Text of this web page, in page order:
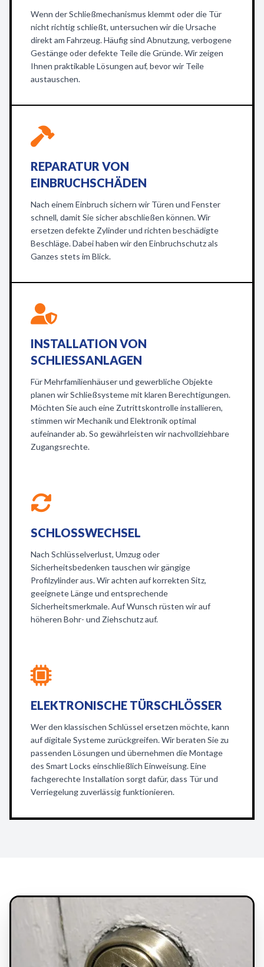
Wenn der Schließmechanismus klemmt oder die Tür
nicht richtig schließt, untersuchen wir die Ursache
direkt am Fahrzeug. Häufig sind Abnutzung, verbogene
Gestänge oder defekte Teile die Gründe. Wir zeigen
Ihnen praktikable Lösungen auf, bevor wir Teile
austauschen.
REPARATUR VON
EINBRUCHSCHÄDEN
Nach einem Einbruch sichern wir Türen und Fenster
schnell, damit Sie sicher abschließen können. Wir
ersetzen defekte Zylinder und richten beschädigte
Beschläge. Dabei haben wir den Einbruchschutz als
Ganzes stets im Blick.
INSTALLATION VON
SCHLIESSANLAGEN
Für Mehrfamilienhäuser und gewerbliche Objekte
planen wir Schließsysteme mit klaren Berechtigungen.
Möchten Sie auch eine Zutrittskontrolle installieren,
stimmen wir Mechanik und Elektronik optimal
aufeinander ab. So gewährleisten wir nachvollziehbare
Zugangsrechte.
SCHLOSSWECHSEL
Nach Schlüsselverlust, Umzug oder
Sicherheitsbedenken tauschen wir gängige
Profilzylinder aus. Wir achten auf korrekten Sitz,
geeignete Länge und entsprechende
Sicherheitsmerkmale. Auf Wunsch rüsten wir auf
höheren Bohr- und Ziehschutz auf.
ELEKTRONISCHE TÜRSCHLÖSSER
Wer den klassischen Schlüssel ersetzen möchte, kann
auf digitale Systeme zurückgreifen. Wir beraten Sie zu
passenden Lösungen und übernehmen die Montage
des Smart Locks einschließlich Einweisung. Eine
fachgerechte Installation sorgt dafür, dass Tür und
Verriegelung zuverlässig funktionieren.